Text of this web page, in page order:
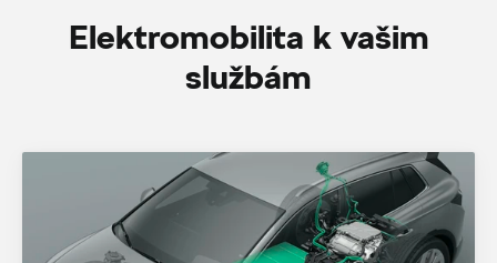
Elektromobilita k vašim
službám